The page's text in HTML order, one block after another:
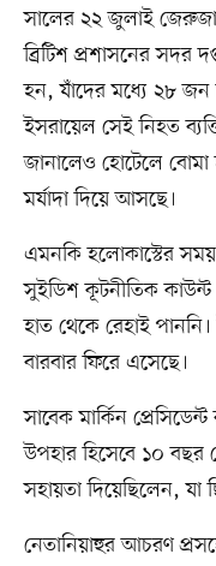
সালের ২২ জুলাই
ব্রিটিশ প্রশাসনের সদর
হন, যাঁদের মধ্যে ২৮ জন
ইসরায়েল সেই নিহত
জানালেও হোটেলে বোমা
মর্যাদা দিয়ে আসছে।
এমনকি হলোকাস্টের সময়
সুইডিশ কূটনীতিক কাউন্ট
হাত থেকে রেহাই
বারবার ফিরে এসেছে।
সাবেক মার্কিন
উপহার হিসেবে ১০ বছর
সহায়তা দিয়েছিলেন, যা
নেতানিয়াহুর আচরণ